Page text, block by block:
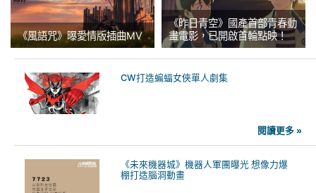
《風語咒》曝愛情版插曲MV
《昨日青空》國產首部青春動
畫電影，已開啟首輪點映！
CW打造蝙蝠女俠單人劇集
閱讀更多 »
《未來機器城》機器人軍團曝光 想像力爆
棚打造腦洞動畫